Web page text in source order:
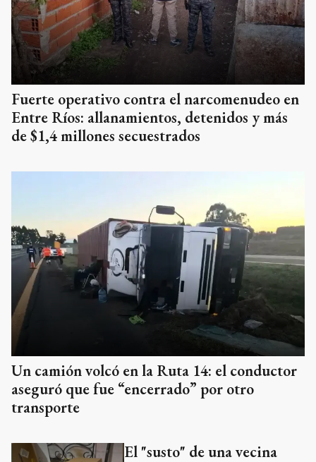
Fuerte operativo contra el narcomenudeo en
Entre Ríos: allanamientos, detenidos y más
de $1,4 millones secuestrados
Un camión volcó en la Ruta 14: el conductor
aseguró que fue “encerrado” por otro
transporte
El "susto" de una vecina